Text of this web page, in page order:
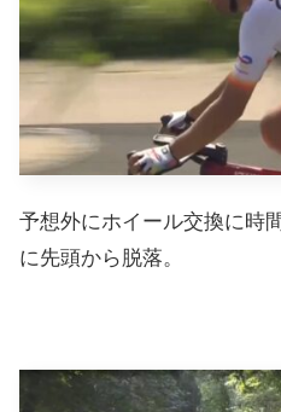
予想外にホイール交換に時
に先頭から脱落。